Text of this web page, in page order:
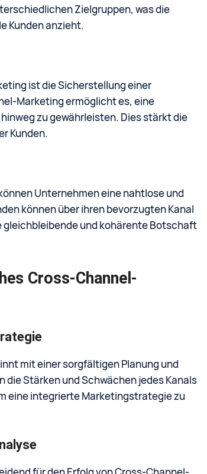
Zielgruppen, was die
Kunden anzieht.
ist die Sicherstellung einer
Marketing ermöglicht es, eine
zu gewährleisten. Dies stärkt die
Kunden.
Unternehmen eine nahtlose und
können über ihren bevorzugten Kanal
gleichbleibende und kohärente Botschaft
Cross-Channel-
mit einer sorgfältigen Planung und
Stärken und Schwächen jedes Kanals
eine integrierte Marketingstrategie zu